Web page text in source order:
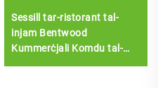
Sessill tar-ristorant tal-
injam Bentwood
Kummerċjali Komdu tal-